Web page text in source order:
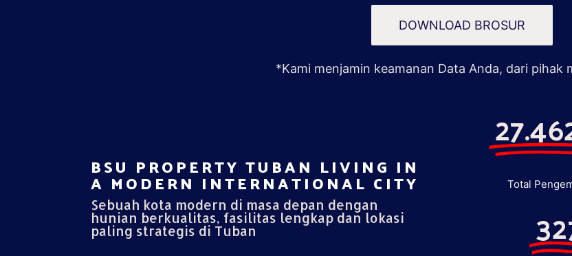
DOWNLOAD BROSUR
*Kami menjamin keamanan Data Anda, dari pihak
BSU PROPERTY TUBAN LIVING IN
A MODERN INTERNATIONAL CITY​
Sebuah kota modern di masa depan dengan
hunian berkualitas, fasilitas lengkap dan lokasi
paling strategis di Tuban
Total